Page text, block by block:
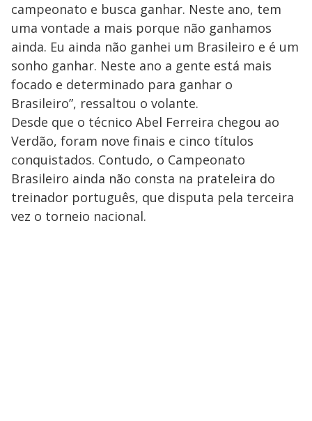
campeonato e busca ganhar. Neste ano, tem
uma vontade a mais porque não ganhamos
ainda. Eu ainda não ganhei um Brasileiro e é um
sonho ganhar. Neste ano a gente está mais
focado e determinado para ganhar o
Brasileiro”, ressaltou o volante.
Desde que o técnico Abel Ferreira chegou ao
Verdão, foram nove finais e cinco títulos
conquistados. Contudo, o Campeonato
Brasileiro ainda não consta na prateleira do
treinador português, que disputa pela terceira
vez o torneio nacional.